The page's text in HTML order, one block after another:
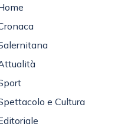
e Cultura